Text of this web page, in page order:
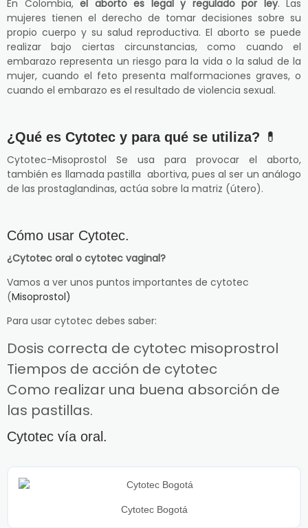
En Colombia, el aborto es legal y regulado por ley. Las
mujeres tienen el derecho de tomar decisiones sobre su
propio cuerpo y su salud reproductiva. El aborto se puede
realizar bajo ciertas circunstancias, como cuando el
embarazo representa un riesgo para la vida o la salud de la
mujer, cuando el feto presenta malformaciones graves, o
cuando el embarazo es el resultado de violencia sexual.
¿Qué es Cytotec y para qué se utiliza? 💊
Cytotec-Misoprostol Se usa para provocar el aborto,
también es llamada pastilla abortiva, pues al ser un análogo
de las prostaglandinas, actúa sobre la matriz (útero).
Cómo usar Cytotec.
¿Cytotec oral o cytotec vaginal?
Vamos a ver unos puntos importantes de cytotec
(Misoprostol)
Para usar cytotec debes saber:
Dosis correcta de cytotec misoprostrol
Tiempos de acción de cytotec
Como realizar una buena absorción de
las pastillas.
Cytotec vía oral.
Cytotec Bogotá